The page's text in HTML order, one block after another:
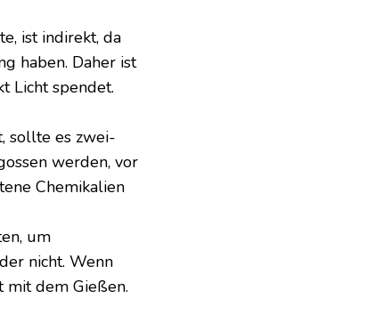
ist indirekt, da
haben. Daher ist
Licht spendet.
sollte es zwei-
werden, vor
Chemikalien
um
nicht. Wenn
mit dem Gießen.